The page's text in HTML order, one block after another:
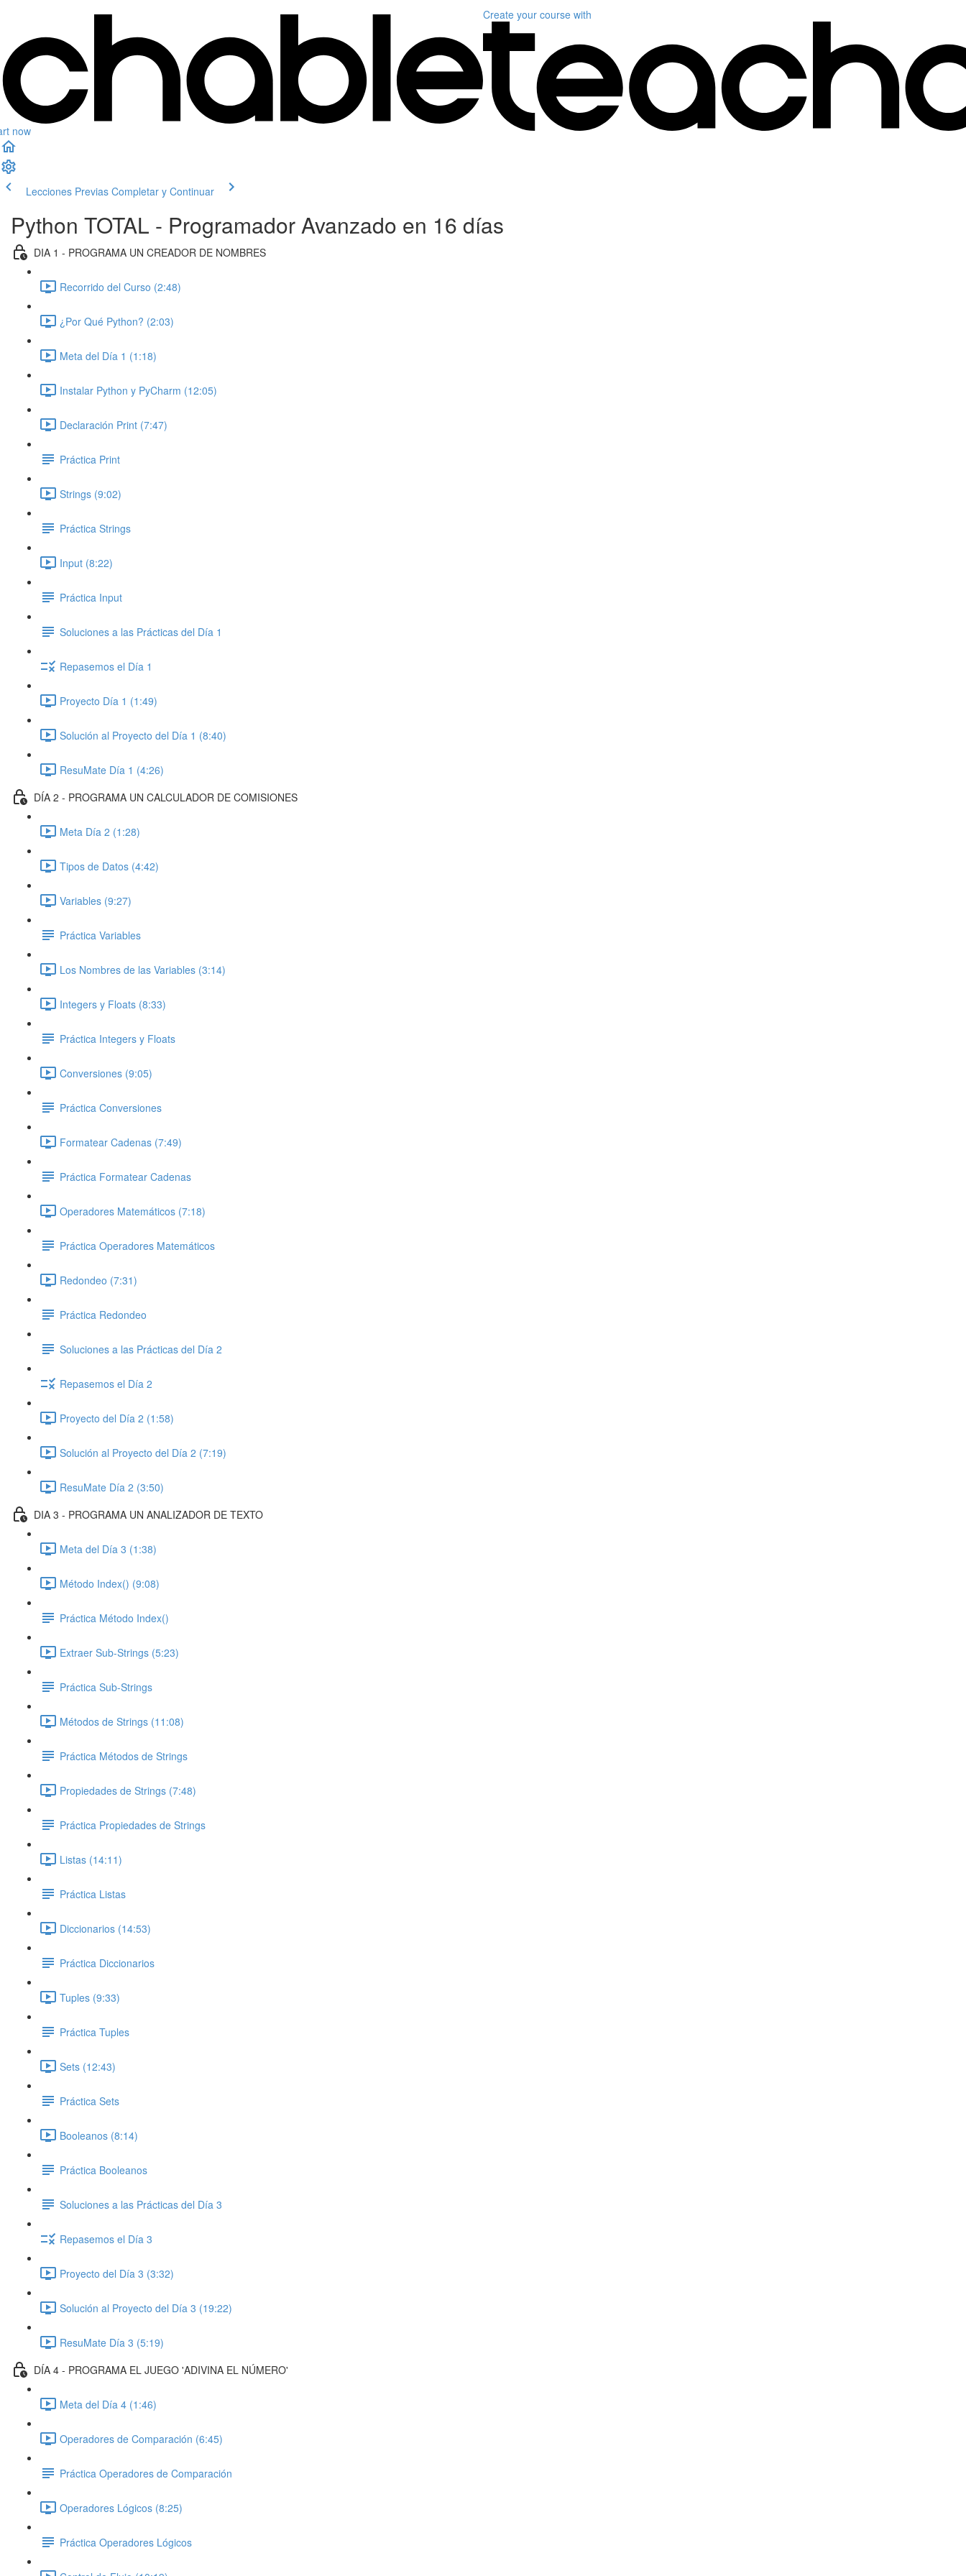
now
Create your course with
Lecciones Previas Completar y Continuar
Python TOTAL - Programador Avanzado en 16 días
DIA 1 - PROGRAMA UN CREADOR DE NOMBRES
Recorrido del Curso (2:48)
¿Por Qué Python? (2:03)
Meta del Día 1 (1:18)
Instalar Python y PyCharm (12:05)
Declaración Print (7:47)
Práctica Print
Strings (9:02)
Práctica Strings
Input (8:22)
Práctica Input
Soluciones a las Prácticas del Día 1
Repasemos el Día 1
Proyecto Día 1 (1:49)
Solución al Proyecto del Día 1 (8:40)
ResuMate Día 1 (4:26)
DÍA 2 - PROGRAMA UN CALCULADOR DE COMISIONES
Meta Día 2 (1:28)
Tipos de Datos (4:42)
Variables (9:27)
Práctica Variables
Los Nombres de las Variables (3:14)
Integers y Floats (8:33)
Práctica Integers y Floats
Conversiones (9:05)
Práctica Conversiones
Formatear Cadenas (7:49)
Práctica Formatear Cadenas
Operadores Matemáticos (7:18)
Práctica Operadores Matemáticos
Redondeo (7:31)
Práctica Redondeo
Soluciones a las Prácticas del Día 2
Repasemos el Día 2
Proyecto del Día 2 (1:58)
Solución al Proyecto del Día 2 (7:19)
ResuMate Día 2 (3:50)
DIA 3 - PROGRAMA UN ANALIZADOR DE TEXTO
Meta del Día 3 (1:38)
Método Index() (9:08)
Práctica Método Index()
Extraer Sub-Strings (5:23)
Práctica Sub-Strings
Métodos de Strings (11:08)
Práctica Métodos de Strings
Propiedades de Strings (7:48)
Práctica Propiedades de Strings
Listas (14:11)
Práctica Listas
Diccionarios (14:53)
Práctica Diccionarios
Tuples (9:33)
Práctica Tuples
Sets (12:43)
Práctica Sets
Booleanos (8:14)
Práctica Booleanos
Soluciones a las Prácticas del Día 3
Repasemos el Día 3
Proyecto del Día 3 (3:32)
Solución al Proyecto del Día 3 (19:22)
ResuMate Día 3 (5:19)
DÍA 4 - PROGRAMA EL JUEGO 'ADIVINA EL NÚMERO'
Meta del Día 4 (1:46)
Operadores de Comparación (6:45)
Práctica Operadores de Comparación
Operadores Lógicos (8:25)
Práctica Operadores Lógicos